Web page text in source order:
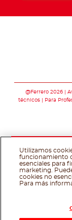
@Ferrero 2026
técnicos
Para
Utilizamos
funcionamiento
esenciales para
marketing.
cookies no
Para más